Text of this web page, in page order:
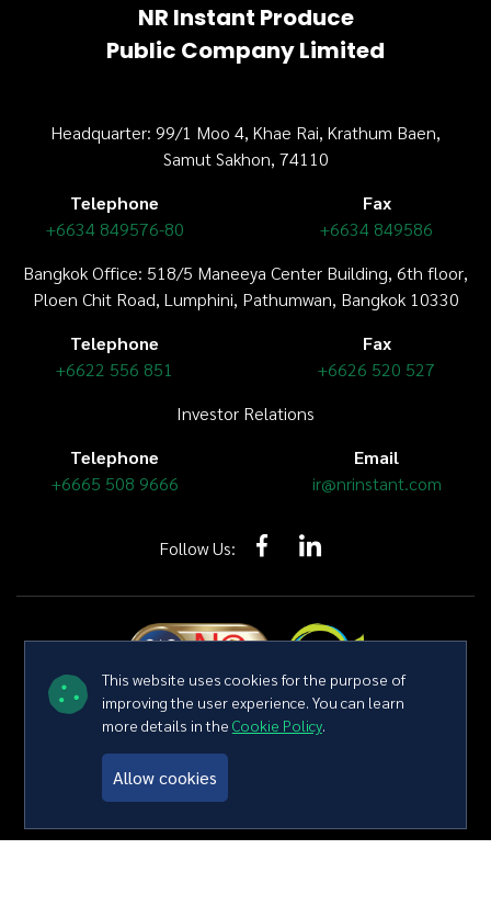
This website uses cookies for the purpose of
improving the user experience. You can learn
more details in theCookie Policy.
Allow cookies
NR Instant Produce
Public Company Limited
Headquarter: 99/1 Moo 4, Khae Rai, Krathum Baen,
Samut Sakhon, 74110
Telephone
+6634 849576-80
Fax
+6634 849586
Bangkok Office: 518/5 Maneeya Center Building, 6th floor,
Ploen Chit Road, Lumphini, Pathumwan, Bangkok 10330
Telephone
+6622 556 851
Fax
+6626 520 527
Investor Relations
Telephone
+6665 508 9666
Email
ir@nrinstant.com
Follow Us:
Copyright © 2026 NR Instant Produce Public Company Limited All
right reserved
Terms and Conditions